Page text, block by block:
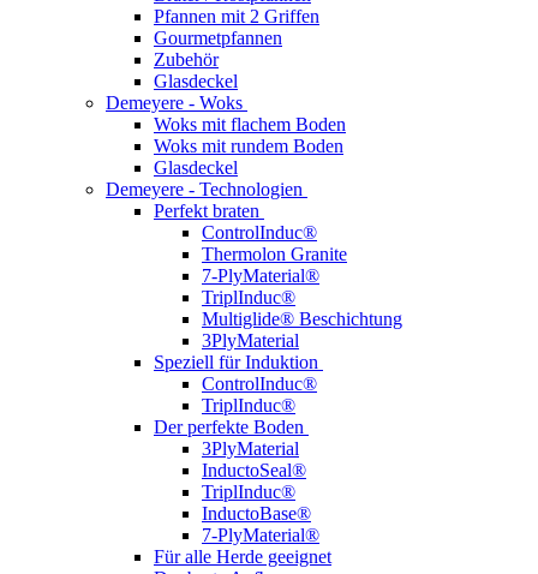
Pfannen mit 2 Griffen
Gourmetpfannen
Zubehör
Glasdeckel
Demeyere - Woks
Woks mit flachem Boden
Woks mit rundem Boden
Glasdeckel
Demeyere - Technologien
Perfekt braten
ControlInduc®
Thermolon Granite
7-PlyMaterial®
TriplInduc®
Multiglide® Beschichtung
3PlyMaterial
Speziell für Induktion
ControlInduc®
TriplInduc®
Der perfekte Boden
3PlyMaterial
InductoSeal®
TriplInduc®
InductoBase®
7-PlyMaterial®
Für alle Herde geeignet